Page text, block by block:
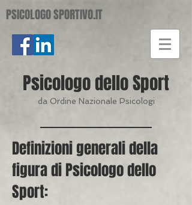
PSICOLOGO SPORTIVO.IT
Psicologo dello Sport
da Ordine Nazionale Psicologi
Definizioni generali della
figura di Psicologo dello
Sport: